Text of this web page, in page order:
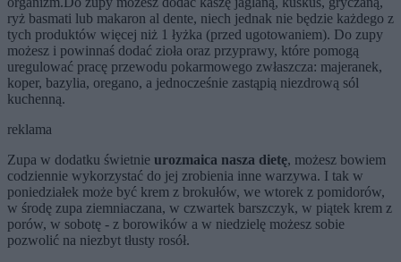
ryż basmati lub makaron al dente, niech jednak nie będzie każdego z
tych produktów więcej niż 1 łyżka (przed ugotowaniem). Do zupy
możesz i powinnaś dodać zioła oraz przyprawy, które pomogą
uregulować pracę przewodu pokarmowego zwłaszcza: majeranek,
koper, bazylia, oregano, a jednocześnie zastąpią niezdrową sól
kuchenną.
reklama
Zupa w dodatku świetnie urozmaica nasza dietę, możesz bowiem
codziennie wykorzystać do jej zrobienia inne warzywa. I tak w
poniedziałek może być krem z brokułów, we wtorek z pomidorów,
w środę zupa ziemniaczana, w czwartek barszczyk, w piątek krem z
porów, w sobotę - z borowików a w niedzielę możesz sobie
pozwolić na niezbyt tłusty rosół.